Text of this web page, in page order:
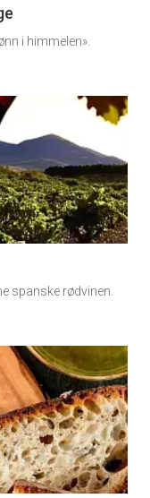
i himmelen».
spanske rødvinen.